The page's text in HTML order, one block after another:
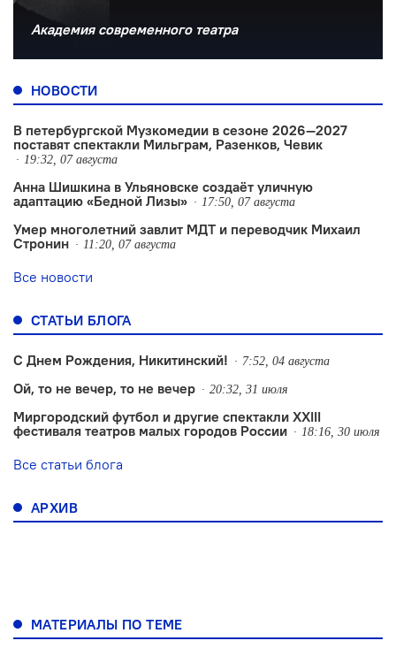
Академия современного театра
НОВОСТИ
В петербургской Музкомедии в сезоне 2026—2027
поставят спектакли Мильграм, Разенков, Чевик
19:32, 07 августа
Анна Шишкина в Ульяновске создаëт уличную
адаптацию «Бедной Лизы»
17:50, 07 августа
Умер многолетний завлит МДТ и переводчик Михаил
Стронин
11:20, 07 августа
Все новости
СТАТЬИ БЛОГА
С Днем Рождения, Никитинский! 7:52, 04 августа
Ой, то не вечер, то не вечер 20:32, 31 июля
Миргородский футбол и другие спектакли XXIII
фестиваля театров малых городов России
18:16, 30 июля
Все статьи блога
АРХИВ
МАТЕРИАЛЫ ПО ТЕМЕ